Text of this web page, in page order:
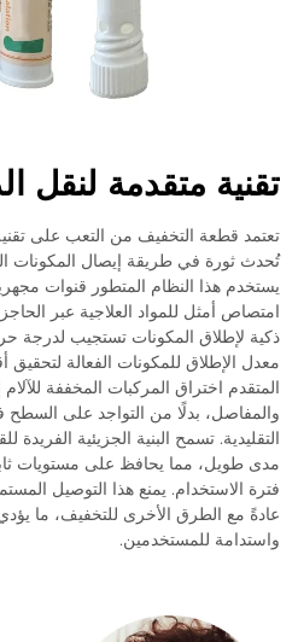
تقنية متقدمة لنقل
تعتمد قطعة التخفيف من التعب على
تُحدث ثورة في طريقة إيصال المكونات
يستخدم هذا النظام المتطور قنوات
امتصاص أمثل للمواد العلاجية عبر
ذكية لإطلاق المكونات تستجيب لدرجة
معدل الإطلاق للمكونات الفعالة
المتقدم اختراق المركبات المخففة
والمفاصل، بدلًا من التواجد على
التقليدية. تسمح البنية الجزيئية
مدى طويل، مما يحافظ على مستويات
فترة الاستخدام. يمنع هذا التوصيل
عادةً مع الطرق الأخرى للتخفيف، ما يؤدي
واستدامة للمستخدمين.